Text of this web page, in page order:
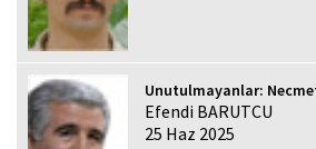
Unutulmayanlar:
Efendi BARUTCU
25 Haz 2025